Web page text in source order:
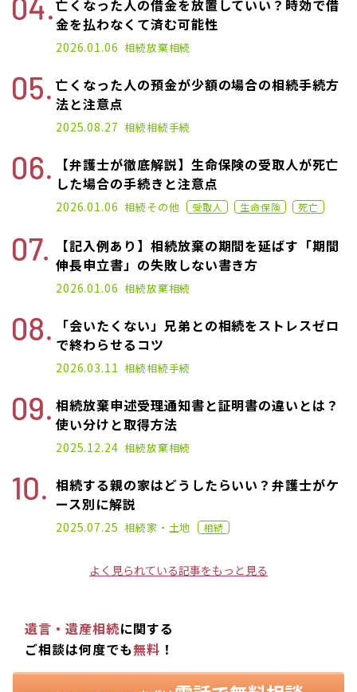
亡くなった人の借金を放置していい？時効で借
金を払わなくて済む可能性
2025.07.02
2026.01.06 相続放棄相続
亡くなった人の預金が少額の場合の相続手続方
法と注意点
2025.01.16
2025.08.27 相続相続手続
【弁護士が徹底解説】生命保険の受取人が死亡
した場合の手続きと注意点
2024.11.22
2026.01.06 相続その他 受取人 生命保険 死亡
【記入例あり】相続放棄の期間を延ばす「期間
伸長申立書」の失敗しない書き方
2025.09.16
2026.01.06 相続放棄相続
「会いたくない」兄弟との相続をストレスゼロ
で終わらせるコツ
2026.03.11 相続相続手続
相続放棄申述受理通知書と証明書の違いとは？
使い分けと取得方法
2025.12.12
2025.12.24 相続放棄相続
相続する親の家はどうしたらいい？弁護士がケ
ース別に解説
2023.03.03
2025.07.25 相続家・土地 相続
よく見られている記事をもっと見る
遺言・遺産相続に関する
ご相談は何度でも無料 ！